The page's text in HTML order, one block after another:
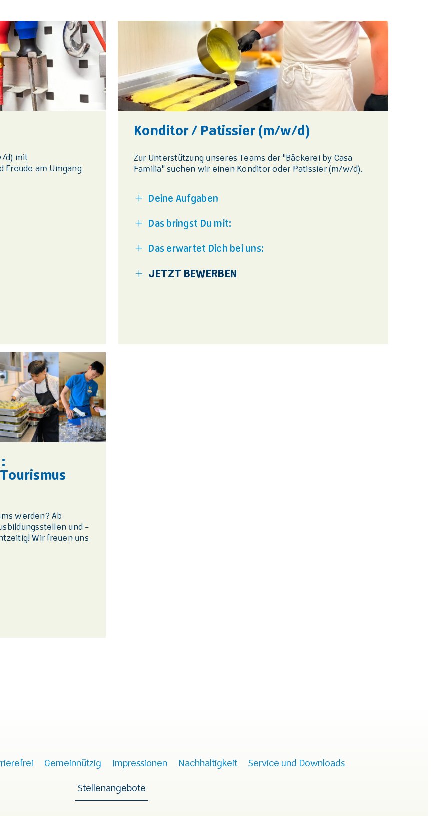
d) mit
Freude am Umgang
Konditor / Patissier (m/w/d)
Zur Unterstützung unseres Teams der "Bäckerei by Casa
Familia" suchen wir einen Konditor oder Patissier (m/w/d).
Deine Aufgaben
Das bringst Du mit:
Das erwartet Dich bei uns:
JETZT BEWERBEN
werden? Ab
und -
Wir freuen uns
Gemeinnützig Impressionen Nachhaltigkeit
Service und Downloads
Stellenangebote